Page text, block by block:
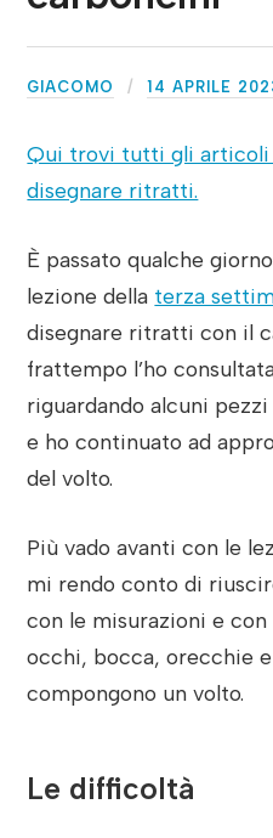
GIACOMO 14 APRILE
Qui trovi tutti gli articoli
disegnare ritratti.
È passato qualche
lezione della terza
disegnare ritratti con il
frattempo l’ho
riguardando alcuni
e ho continuato ad
del volto.
Più vado avanti con le
mi rendo conto di
con le misurazioni e
occhi, bocca, orecchie
compongono un volto.
Le difficoltà